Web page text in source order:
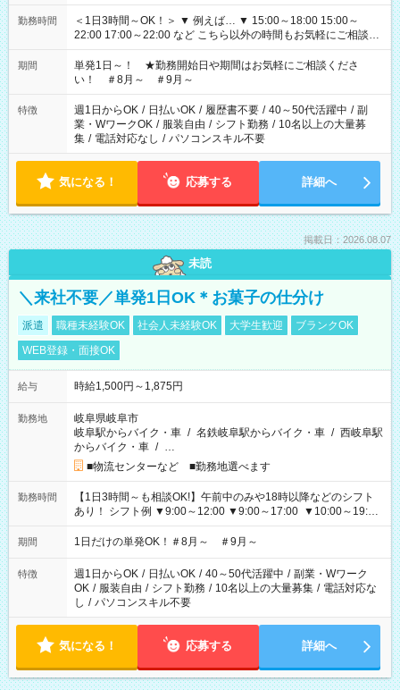
勤務時間
＜1日3時間～OK！＞ ▼ 例えば… ▼ 15:00～18:00 15:00～
22:00 17:00～22:00 など こちら以外の時間もお気軽にご相談く
ださい！
期間
単発1日～！ ★勤務開始日や期間はお気軽にご相談くださ
い！ ＃8月～ ＃9月～
特徴 週1日からOK / 日払いOK / 履歴書不要 / 40～50代活躍中 / 副
業・WワークOK / 服装自由 / シフト勤務 / 10名以上の大量募
集 / 電話対応なし / パソコンスキル不要
気になる！ 応募する 詳細へ
掲載日：2026.08.07
未読
＼来社不要／単発1日OK＊お菓子の仕分け
派遣 職種未経験OK 社会人未経験OK 大学生歓迎
ブランクOK
WEB登録・面接OK
給与 時給1,500円～1,875円
勤務地
岐阜県岐阜市
岐阜駅からバイク・車 / 名鉄岐阜駅からバイク・車 / 西岐阜駅
からバイク・車 / …
■物流センターなど ■勤務地選べます
勤務時間
【1日3時間～も相談OK!】午前中のみや18時以降などのシフト
あり！ シフト例 ▼9:00～12:00 ▼9:00～17:00 ▼10:00～19:00
▼18:00～21:00
期間 1日だけの単発OK！＃8月～ ＃9月～
特徴 週1日からOK / 日払いOK / 40～50代活躍中 / 副業・Wワーク
OK / 服装自由 / シフト勤務 / 10名以上の大量募集 / 電話対応な
し / パソコンスキル不要
気になる！ 応募する 詳細へ